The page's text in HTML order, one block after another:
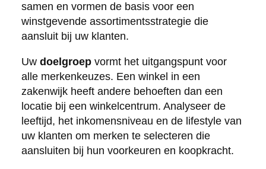
samen en vormen de basis voor een
winstgevende assortimentsstrategie die
aansluit bij uw klanten.
Uw doelgroepvormt het uitgangspunt voor
alle merkenkeuzes. Een winkel in een
zakenwijk heeft andere behoeften dan een
locatie bij een winkelcentrum. Analyseer de
leeftijd, het inkomensniveau en de lifestyle van
uw klanten om merken te selecteren die
aansluiten bij hun voorkeuren en koopkracht.